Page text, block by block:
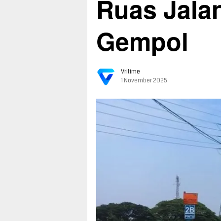
Ruas
Gempol
Vritime
1 November 2025